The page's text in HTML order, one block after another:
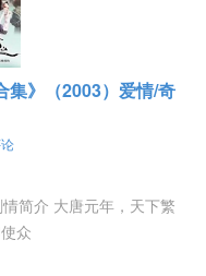
集》（2003）爱情/奇
简介 大唐元年，天下繁
众